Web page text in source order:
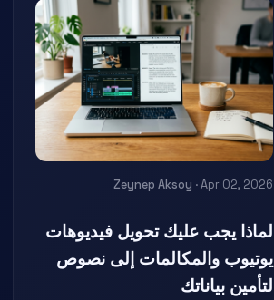
Zeynep Aksoy · Apr 02, 2026
لماذا يجب عليك تحويل فيديوهات
يوتيوب والمكالمات إلى نصوص
لتأمين بياناتك